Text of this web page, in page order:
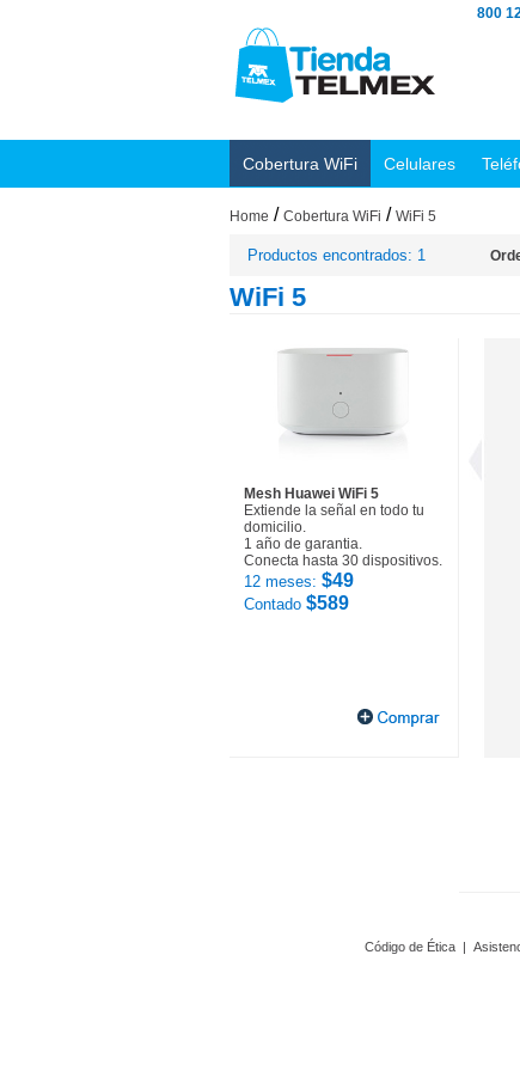
800
Cobertura WiFi Celulares
Home / Cobertura WiFi / WiFi 5
Productos encontrados: 1
WiFi 5
Mesh Huawei WiFi 5
Extiende la señal en todo tu
domicilio.
1 año de garantia.
Conecta hasta 30 dispositivos.
12 meses: $49
Contado $589
Código de Ética |